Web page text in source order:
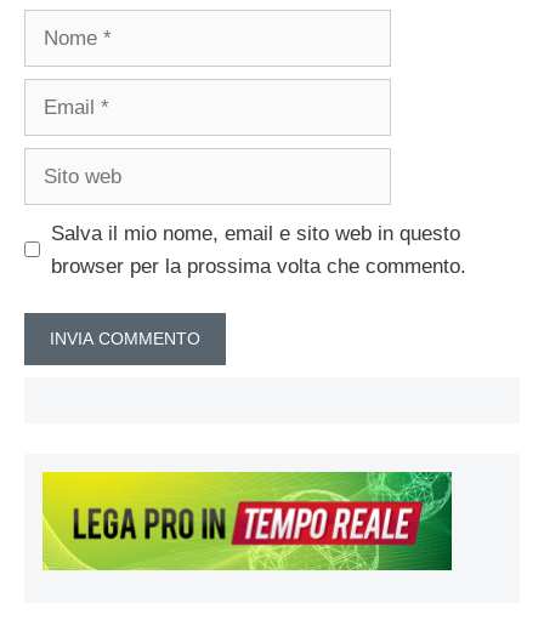
Nome
Email
Sito
Salva il mio nome, email e sito web in questo
browser per la prossima volta che commento.